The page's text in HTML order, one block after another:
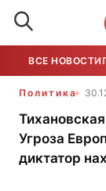
ВСЕ НОВОСТИ
Политика
Угроза
диктатор